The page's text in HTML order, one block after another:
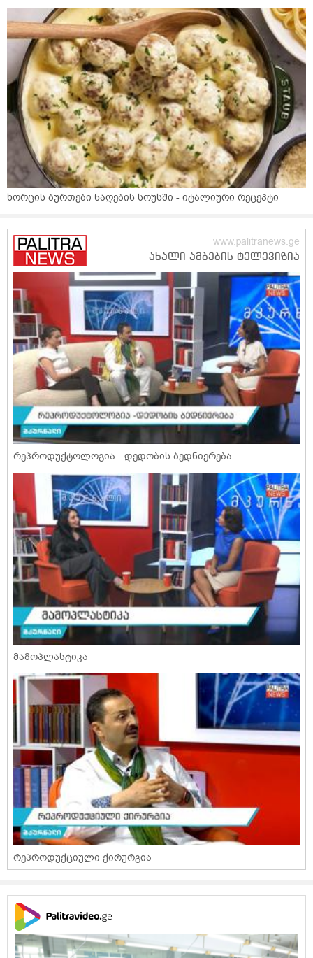
ხორცის ბურთები ნაღების სოუსში - იტალიური რეცეპტი
რეპროდუქტოლოგია - დედობის ბედნიერება
მამოპლასტიკა
რეპროდუქციული ქირურგია